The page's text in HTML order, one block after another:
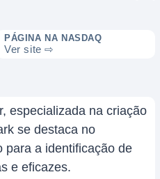
PÁGINA NA NASDAQ
Ver site ⇨
especializada na criação
se destaca no
para a identificação de
e eficazes.